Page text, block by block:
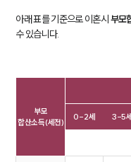
뉴스
대
대
아래 표를 기준으로 이혼시부모
수 있습니다.
부모
합산소득(세전)
0-2세 3-5세